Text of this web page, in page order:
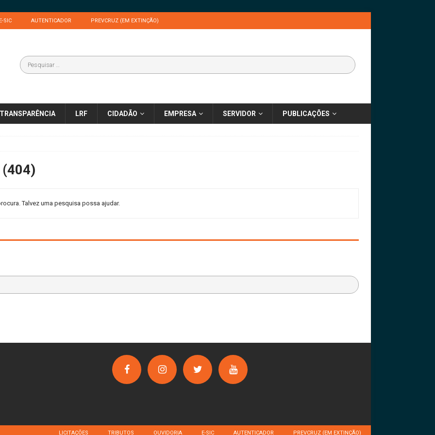
SIC AUTENTICADOR PREVCRUZ (EM EXTINÇÃO)
TRANSPARÊNCIA LRF CIDADÃO EMPRESA SERVIDOR PUBLICAÇÕES
Talvez uma pesquisa possa ajudar.
LICITAÇÕES TRIBUTOS OUVIDORIA E-SIC AUTENTICADOR PREVCRUZ (EM EXTINÇÃO)